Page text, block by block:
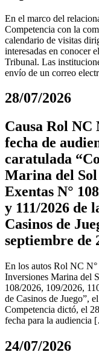
En el marco del
Competencia con la
calendario de visitas
interesadas en conocer
Tribunal. Las
envío de un correo
28/07/2026
Causa Rol
fecha de
caratulada
Marina del Sol
Exentas N°
y 111/2026 de
Casinos de
septiembre de
En los autos Rol NC
Inversiones Marina del
108/2026, 109/2026,
de Casinos de Juego”,
Competencia dictó, el
fecha para la
24/07/2026